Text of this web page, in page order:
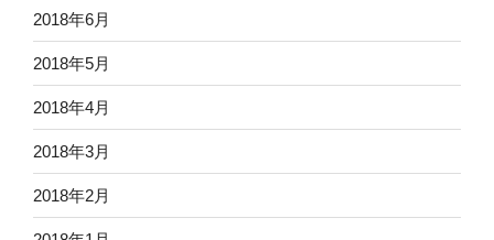
2018年6月
2018年5月
2018年4月
2018年3月
2018年2月